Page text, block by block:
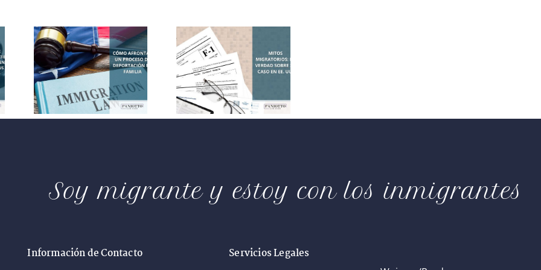
Mitos
migratorios:
la verdad
sobre su
caso en EE.
UU.
Soy migrante y estoy con los inmigrantes
Información de Contacto Servicios Legales